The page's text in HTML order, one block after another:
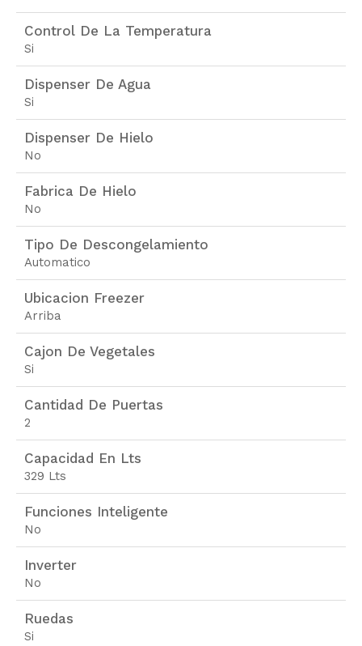
Control De La Temperatura
Si
Dispenser De Agua
Si
Dispenser De Hielo
No
Fabrica De Hielo
No
Tipo De Descongelamiento
Automatico
Ubicacion Freezer
Arriba
Cajon De Vegetales
Si
Cantidad De Puertas
2
Capacidad En Lts
329 Lts
Funciones Inteligente
No
Inverter
No
Ruedas
Si